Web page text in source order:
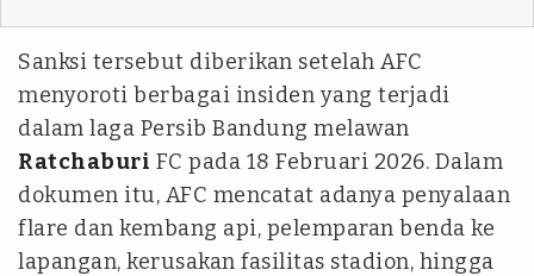
Sanksi tersebut diberikan setelah AFC
menyoroti berbagai insiden yang terjadi
dalam laga Persib Bandung melawan
Ratchaburi FC pada 18 Februari 2026. Dalam
dokumen itu, AFC mencatat adanya penyalaan
flare dan kembang api, pelemparan benda ke
lapangan, kerusakan fasilitas stadion, hingga